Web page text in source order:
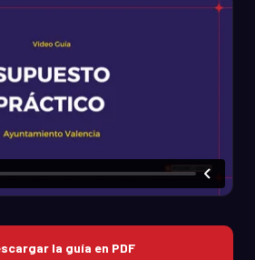
la guía en PDF